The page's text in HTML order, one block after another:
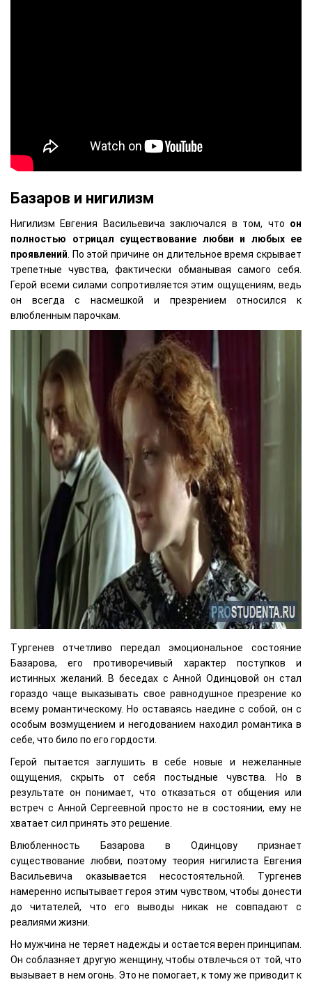
Базаров и нигилизм
Нигилизм Евгения Васильевича заключался в том, что он
полностью отрицал существование любви и любых ее
проявлений. По этой причине он длительное время скрывает
трепетные чувства, фактически обманывая самого себя.
Герой всеми силами сопротивляется этим ощущениям, ведь
он всегда с насмешкой и презрением относился к
влюбленным парочкам.
Тургенев отчетливо передал эмоциональное состояние
Базарова, его противоречивый характер поступков и
истинных желаний. В беседах с Анной Одинцовой он стал
гораздо чаще выказывать свое равнодушное презрение ко
всему романтическому. Но оставаясь наедине с собой, он с
особым возмущением и негодованием находил романтика в
себе, что било по его гордости.
Герой пытается заглушить в себе новые и нежеланные
ощущения, скрыть от себя постыдные чувства. Но в
результате он понимает, что отказаться от общения или
встреч с Анной Сергеевной просто не в состоянии, ему не
хватает сил принять это решение.
Влюбленность Базарова в Одинцову признает
существование любви, поэтому теория нигилиста Евгения
Васильевича оказывается несостоятельной. Тургенев
намеренно испытывает героя этим чувством, чтобы донести
до читателей, что его выводы никак не совпадают с
реалиями жизни.
Но мужчина не теряет надежды и остается верен принципам.
Он соблазняет другую женщину, чтобы отвлечься от той, что
вызывает в нем огонь. Это не помогает, к тому же приводит к